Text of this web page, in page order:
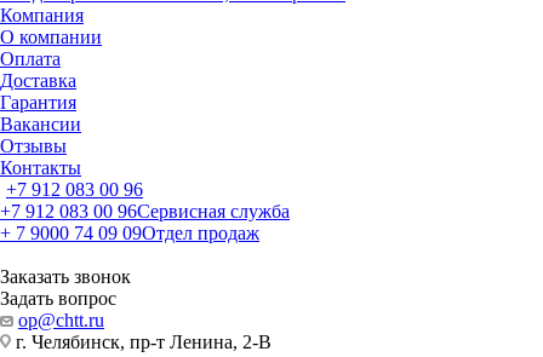
Компания
О компании
Оплата
Доставка
Гарантия
Вакансии
Отзывы
Контакты
+7 912 083 00 96
+7 912 083 00 96Сервисная служба
+ 7 9000 74 09 09Отдел продаж
Заказать звонок
Задать вопрос
op@chtt.ru
г. Челябинск, пр-т Ленина, 2-В